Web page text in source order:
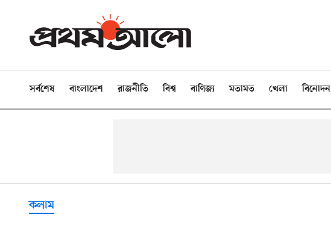
সর্বশেষ বাংলাদেশ রাজনীতি বিশ্ব বাণিজ্য মতামত খেলা বিনোদন
কলাম